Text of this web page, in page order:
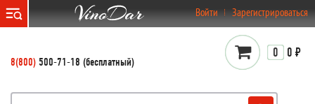
Войти Зарегистрироваться
8(800) 500-71-18 (бесплатный)
0 0 ₽